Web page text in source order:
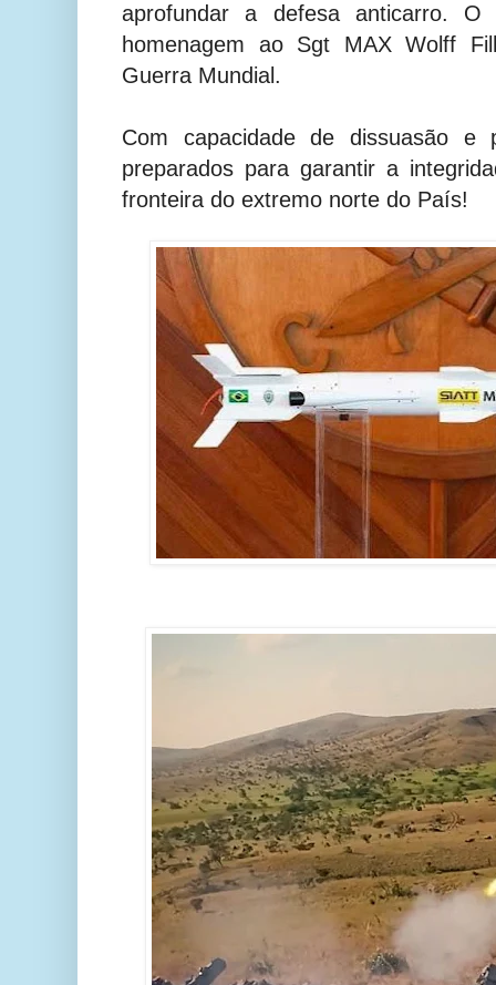
aprofundar a defesa anticarro.
homenagem ao Sgt MAX Wolff
Guerra Mundial.
Com capacidade de dissuasão e
preparados para garantir a
fronteira do extremo norte do País!